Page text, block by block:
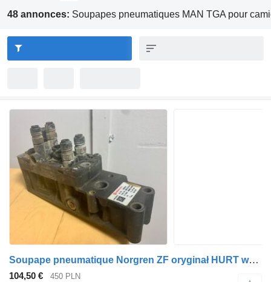
48 annonces: Soupapes pneumatiques MAN TGA pour
Soupape pneumatique Norgren ZF oryginał HURT wybieraka 1025519 pour camion MAN TGA TGX TGL
104,50 € 450 PLN